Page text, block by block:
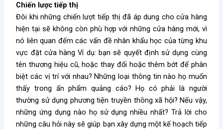
Chiến lược tiếp thị
Đôi khi những chiến lượt tiếp thị đã áp dung cho cửa hàng
hiện tại sẽ không còn phù hợp với những cửa hàng mới, vì
nó liên quan đếm các vấn đề nhân khẩu học của từng khu
vực đặt cửa hàng Ví dụ: bạn sẽ quyết định sử dụng cùng
tên thương hiệu cũ, hoặc thay đổi hoặc thêm bớt để phân
biệt các vị trí với nhau? Những loại thông tin nào họ muốn
thấy trong ấn phẩm quảng cáo? Họ có phải là người
thường sử dụng phương tiện truyền thông xã hội? Nếu vậy,
những ứng dụng nào họ sử dụng nhiều nhất? Trả lời cho
những câu hỏi này sẽ giúp bạn xây dựng một kế hoạch tiếp